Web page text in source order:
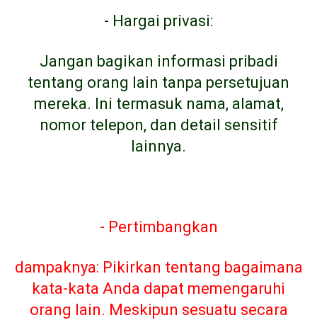
- Hargai privasi:
Jangan bagikan informasi pribadi
tentang orang lain tanpa persetujuan
mereka. Ini termasuk nama, alamat,
nomor telepon, dan detail sensitif
lainnya.
- Pertimbangkan
dampaknya: Pikirkan tentang bagaimana
kata-kata Anda dapat memengaruhi
orang lain. Meskipun sesuatu secara